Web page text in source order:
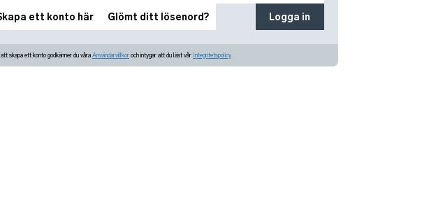
ett konto här Glömt ditt lösenord? Logga in
skapa ett konto godkänner du våra Användarvillkor och intygar att du läst vår Integritetspolicy.